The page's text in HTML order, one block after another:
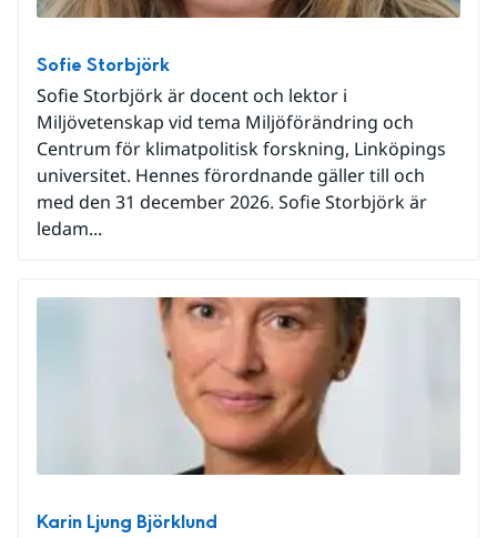
Sofie Storbjörk
Sofie Storbjörk är docent och lektor i
Miljövetenskap vid tema Miljöförändring och
Centrum för klimatpolitisk forskning, Linköpings
universitet. Hennes förordnande gäller till och
med den 31 december 2026. Sofie Storbjörk är
ledam...
Karin Ljung Björklund